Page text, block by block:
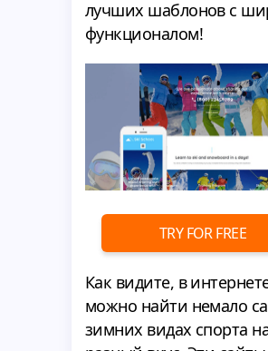
лучших шаблонов с
функционалом!
TRY FOR FREE
Как видите, в
можно найти немало
зимних видах спорта